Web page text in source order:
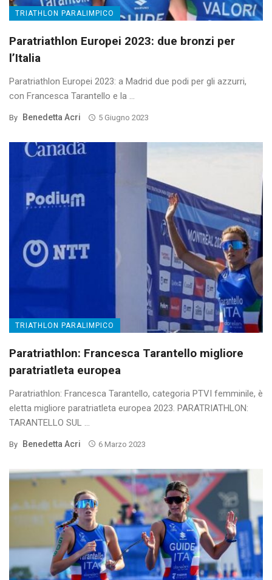
TRIATHLON PARALIMPICO
Paratriathlon Europei 2023: due bronzi per
l’Italia
Paratriathlon Europei 2023: a Madrid due podi per gli azzurri,
con Francesca Tarantello e la ...
By Benedetta Acri 5 Giugno 2023
TRIATHLON PARALIMPICO
Paratriathlon: Francesca Tarantello migliore
paratriatleta europea
Paratriathlon: Francesca Tarantello, categoria PTVI femminile, è
eletta migliore paratriatleta europea 2023. PARATRIATHLON:
TARANTELLO SUL ...
By Benedetta Acri 6 Marzo 2023